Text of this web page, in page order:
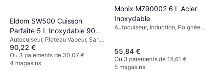
Eldom SW500 Cuisson
Parfaite 5 L Inoxydable 900
W
Autocuiseur, Plateau Vapeur, Sans
Fil, Arrêt Automatique, Poignée
Isolante de Chaleur, Écran,
Fonction Maintien au Chaud,
90,22 €
Ou 3 paiements de 30,07 €
4 magasins
Monix M790002 6 L Acier
Inoxydable
Autocuiseur, Induction, Poignée
55,84 €
Ou 3 paiements de 18,61 €
5 magasins